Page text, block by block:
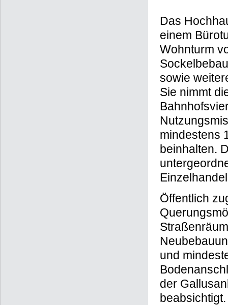
Das
einem
Wohnturm
sowie
Sie nimmt
mindestens
beinhalten.
Öffentlich
und
der
beabsichtigt.